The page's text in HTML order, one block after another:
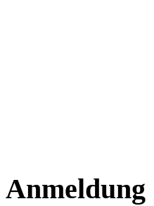
Anmeldung